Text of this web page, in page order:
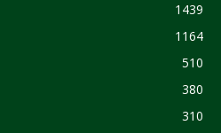
1439
1164
510
380
310